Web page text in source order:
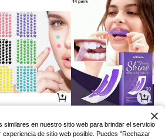
similares en nuestro sitio web para brindar el servicio
de sitio web posible. Puedes "Rechazar